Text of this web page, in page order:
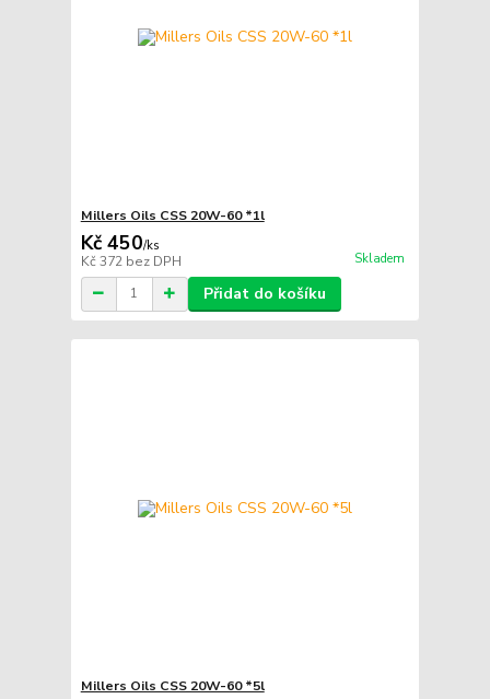
Millers Oils CSS 20W-60 *1l
Kč 450/ks
Kč 372 bez DPH Skladem
Přidat do košíku
Millers Oils CSS 20W-60 *5l